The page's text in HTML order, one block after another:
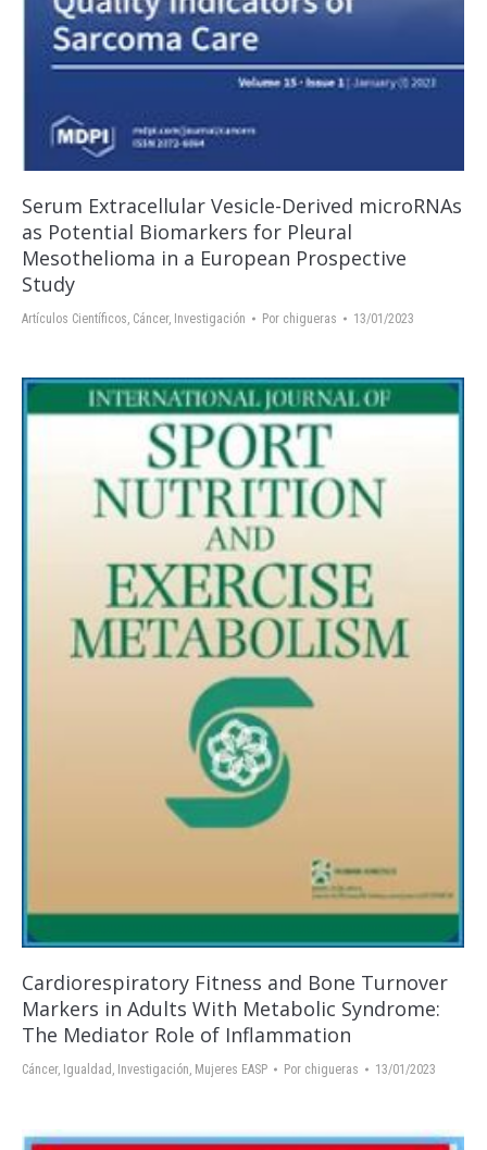
Serum Extracellular Vesicle-Derived microRNAs
as Potential Biomarkers for Pleural
Mesothelioma in a European Prospective
Study
Artículos Científicos, Cáncer, Investigación Por chigueras 13/01/2023
Cardiorespiratory Fitness and Bone Turnover
Markers in Adults With Metabolic Syndrome:
The Mediator Role of Inflammation
Cáncer, Igualdad Investigación Mujeres EASP Por chigueras 13/01/2023